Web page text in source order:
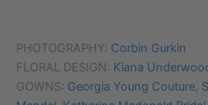
PHOTOGRAPHY: Corbin Gurkin
FLORAL DESIGN: Kiana
GOWNS: Georgia Young Couture,